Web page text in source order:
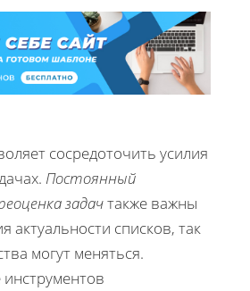
сосредоточить усилия
Постоянный
задачтакже важны
актуальности списков, так
могут меняться.